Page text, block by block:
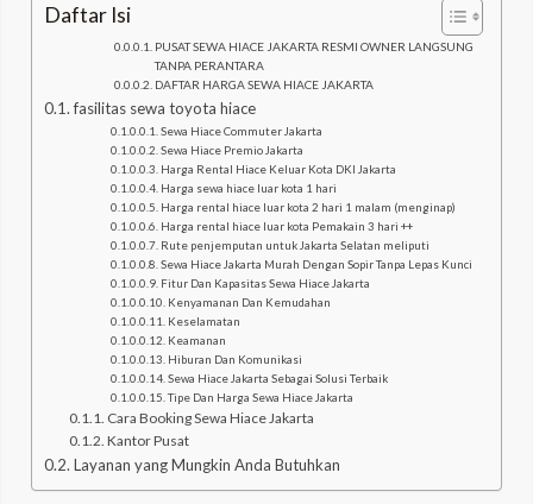
Daftar Isi
PUSAT SEWA HIACE JAKARTA RESMI OWNER LANGSUNG
TANPA PERANTARA
DAFTAR HARGA SEWA HIACE JAKARTA
fasilitas sewa toyota hiace
Sewa Hiace Commuter Jakarta
Sewa Hiace Premio Jakarta
Harga Rental Hiace Keluar Kota DKI Jakarta
Harga sewa hiace luar kota 1 hari
Harga rental hiace luar kota 2 hari 1 malam (menginap)
Harga rental hiace luar kota Pemakain 3 hari ++
Rute penjemputan untuk Jakarta Selatan meliputi
Sewa Hiace Jakarta Murah Dengan Sopir Tanpa Lepas Kunci
Fitur Dan Kapasitas Sewa Hiace Jakarta
Kenyamanan Dan Kemudahan
Keselamatan
Keamanan
Hiburan Dan Komunikasi
Sewa Hiace Jakarta Sebagai Solusi Terbaik
Tipe Dan Harga Sewa Hiace Jakarta
Cara Booking Sewa Hiace Jakarta
Kantor Pusat
Layanan yang Mungkin Anda Butuhkan